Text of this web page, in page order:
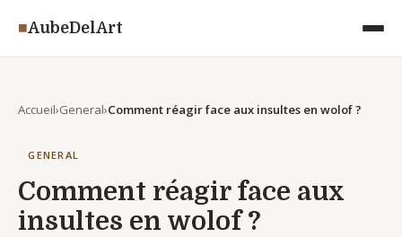
◾AubeDelArt
Accueil General Comment réagir face aux insultes en wolof ?
GENERAL
Comment réagir face aux
insultes en wolof ?